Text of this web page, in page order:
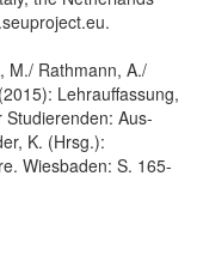
M./ Rathmann, A./
Lehrauffassung,
Aus-
K. (Hrsg.):
Wiesbaden: S. 165-